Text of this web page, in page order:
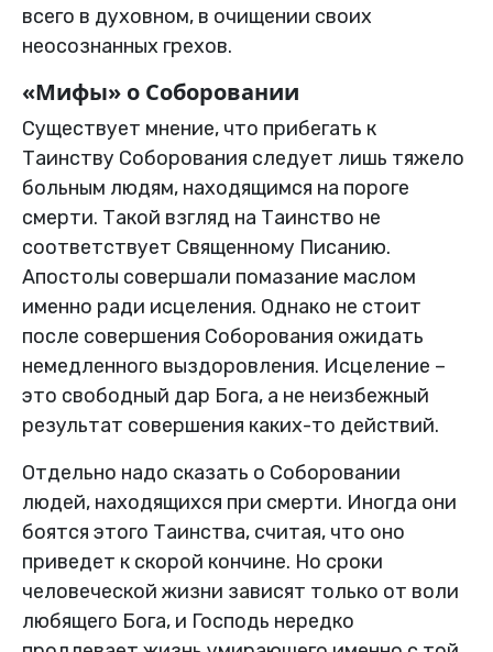
всего в духовном, в очищении своих
неосознанных грехов.
«Мифы» о Соборовании
Существует мнение, что прибегать к
Таинству Соборования следует лишь тяжело
больным людям, находящимся на пороге
смерти. Такой взгляд на Таинство не
соответствует Священному Писанию.
Апостолы совершали помазание маслом
именно ради исцеления. Однако не стоит
после совершения Соборования ожидать
немедленного выздоровления. Исцеление –
это свободный дар Бога, а не неизбежный
результат совершения каких-то действий.
Отдельно надо сказать о Соборовании
людей, находящихся при смерти. Иногда они
боятся этого Таинства, считая, что оно
приведет к скорой кончине. Но сроки
человеческой жизни зависят только от воли
любящего Бога, и Господь нередко